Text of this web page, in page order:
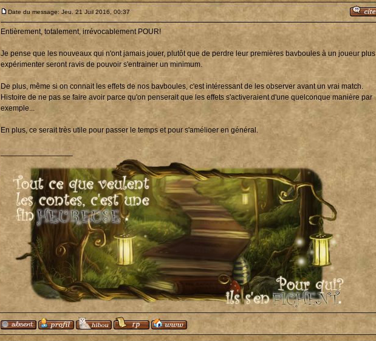
Date du message: Jeu. 21 Juil 2016, 00:37
Entièrement, totalement, irrévocablement POUR!
Je pense que les nouveaux qui n'ont jamais jouer, plutôt que de perdre leur premières bavboules à un joueur plus
expérimenter seront ravis de pouvoir s'entrainer un minimum.
De plus, même si on connait les effets de nos bavboules, c'est intéressant de les observer avant un vrai match.
Histoire de ne pas se faire avoir parce qu'on penserait que les effets s'activeraient d'une quelconque manière par
exemple...
En plus, ce serait très utile pour passer le temps et pour s'amélioer en général.
_________________